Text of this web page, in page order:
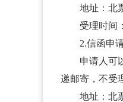
地址：北票
受理时间：
2.信函申
申请人可以
递邮寄，不受
地址：北票